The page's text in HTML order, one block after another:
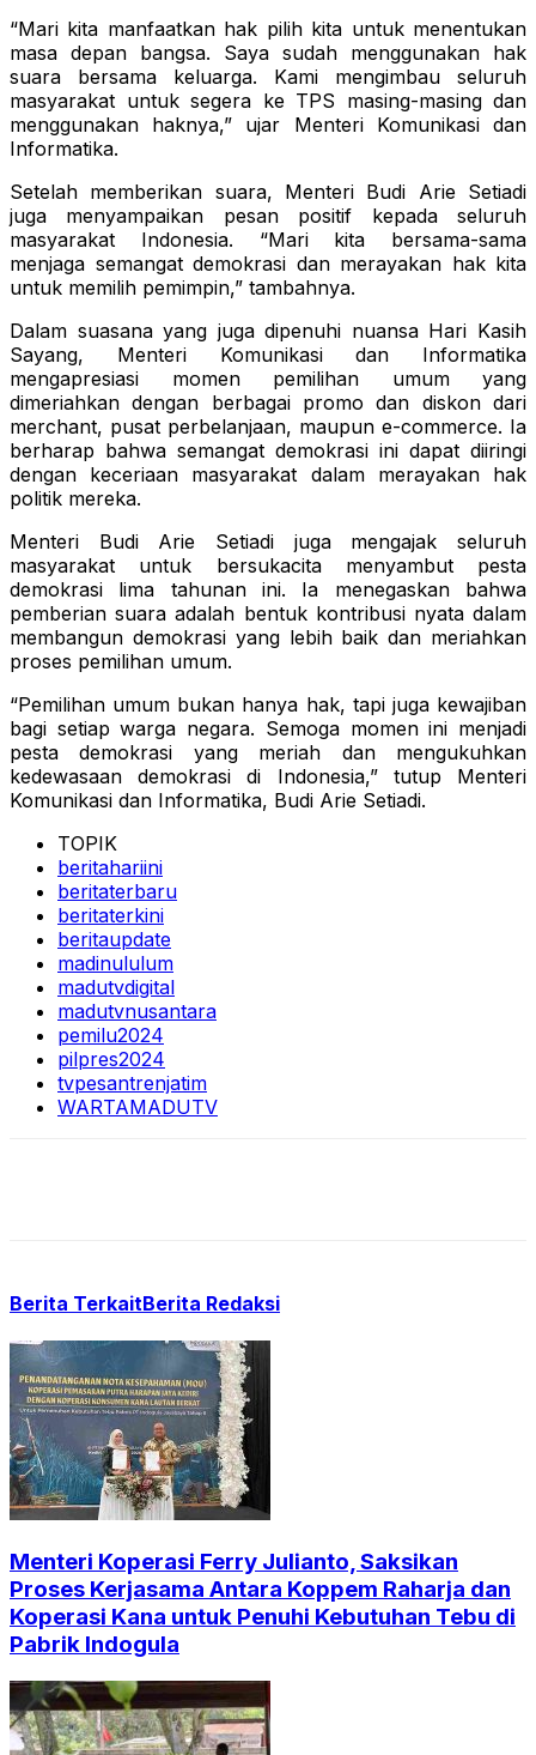
“Mari kita manfaatkan hak pilih kita untuk menentukan
masa depan bangsa. Saya sudah menggunakan hak
suara bersama keluarga. Kami mengimbau seluruh
masyarakat untuk segera ke TPS masing-masing dan
menggunakan haknya,” ujar Menteri Komunikasi dan
Informatika.
Setelah memberikan suara, Menteri Budi Arie Setiadi
juga menyampaikan pesan positif kepada seluruh
masyarakat Indonesia. “Mari kita bersama-sama
menjaga semangat demokrasi dan merayakan hak kita
untuk memilih pemimpin,” tambahnya.
Dalam suasana yang juga dipenuhi nuansa Hari Kasih
Sayang, Menteri Komunikasi dan Informatika
mengapresiasi momen pemilihan umum yang
dimeriahkan dengan berbagai promo dan diskon dari
merchant, pusat perbelanjaan, maupun e-commerce. Ia
berharap bahwa semangat demokrasi ini dapat diiringi
dengan keceriaan masyarakat dalam merayakan hak
politik mereka.
Menteri Budi Arie Setiadi juga mengajak seluruh
masyarakat untuk bersukacita menyambut pesta
demokrasi lima tahunan ini. Ia menegaskan bahwa
pemberian suara adalah bentuk kontribusi nyata dalam
membangun demokrasi yang lebih baik dan meriahkan
proses pemilihan umum.
“Pemilihan umum bukan hanya hak, tapi juga kewajiban
bagi setiap warga negara. Semoga momen ini menjadi
pesta demokrasi yang meriah dan mengukuhkan
kedewasaan demokrasi di Indonesia,” tutup Menteri
Komunikasi dan Informatika, Budi Arie Setiadi.
TOPIK
beritahariini
beritaterbaru
beritaterkini
beritaupdate
madinululum
madutvdigital
madutvnusantara
pemilu2024
pilpres2024
tvpesantrenjatim
WARTAMADUTV
Berita TerkaitBerita Redaksi
Menteri Koperasi Ferry Julianto, Saksikan
Proses Kerjasama Antara Koppem Raharja dan
Koperasi Kana untuk Penuhi Kebutuhan Tebu di
Pabrik Indogula